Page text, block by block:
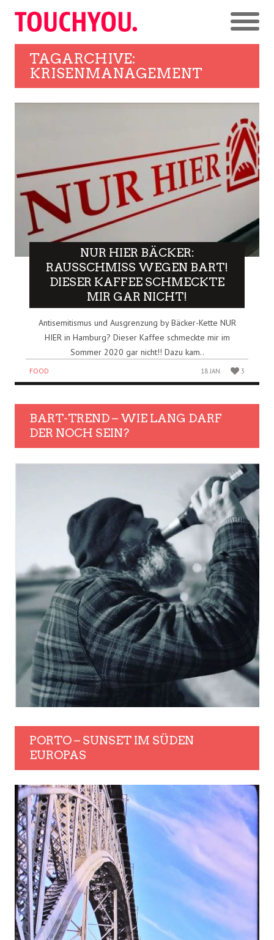
TAGARCHIVE:
KRISENMANAGEMENT
NUR HIER BÄCKER:
RAUSSCHMISS WEGEN BART!
DIESER KAFFEE SCHMECKTE
MIR GAR NICHT!
Antisemitismus und Ausgrenzung by Bäcker-Kette NUR
HIER in Hamburg? Dieser Kaffee schmeckte mir im
Sommer 2020 gar nicht!! Dazu kam..
FOOD 18 JAN. 3
BART-TREND – WIE LANG DARF
DER NOCH SEIN?
PORTO – SUNSET IM SÜDEN
EUROPAS